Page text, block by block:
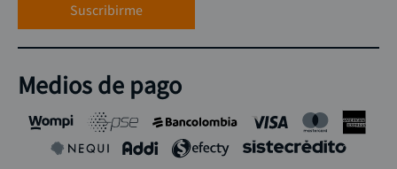
Suscribirme
Medios de pago